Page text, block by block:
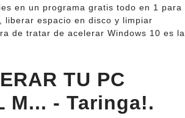
en un programa gratis todo en 1 para
liberar espacio en disco y limpiar
de tratar de acelerar Windows 10 es la
TU PC
M... - Taringa!.